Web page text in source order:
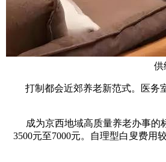
供
打制都会近郊养老新范式。医务室
成为京西地域高质量养老办事的标
3500元至7000元。自理型白叟费